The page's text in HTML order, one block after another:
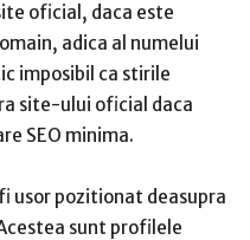
oficial, daca este
adica al numelui
imposibil ca stirile
site-ului oficial daca
SEO minima.
usor pozitionat deasupra
sunt profilele